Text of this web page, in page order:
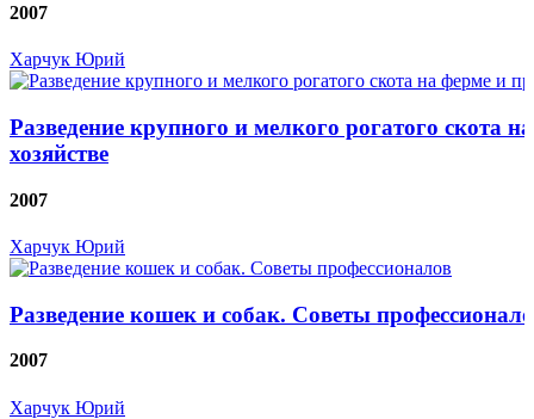
2007
Харчук Юрий
Разведение крупного и мелкого рогатого скота
хозяйстве
2007
Харчук Юрий
Разведение кошек и собак. Советы
2007
Харчук Юрий